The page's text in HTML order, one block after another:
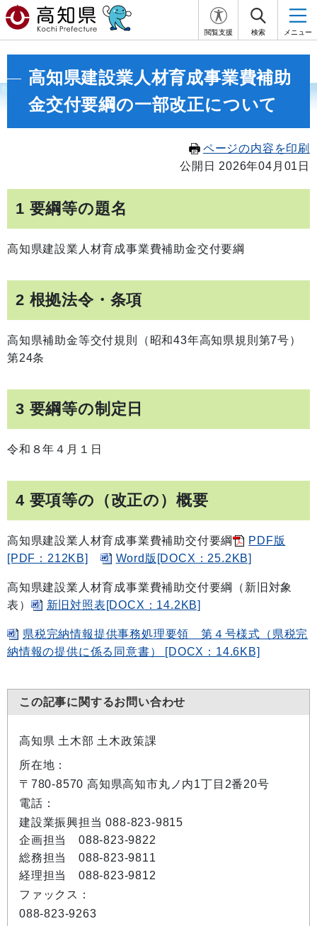
閲覧支援 検索 メニュー
高知県建設業人材育成事業費補助
金交付要綱の一部改正について
ページの内容を印刷
公開日 2026年04月01日
1 要綱等の題名
高知県建設業人材育成事業費補助金交付要綱
2 根拠法令・条項
高知県補助金等交付規則（昭和43年高知県規則第7号）
第24条
3 要綱等の制定日
令和８年４月１日
4 要項等の（改正の）概要
高知県建設業人材育成事業費補助交付要綱
PDF版
[PDF：212KB]
Word版[DOCX：25.2KB]
高知県建設業人材育成事業費補助交付要綱（新旧対象
表）
新旧対照表[DOCX：14.2KB]
県税完納情報提供事務処理要領 第４号様式（県税完
納情報の提供に係る同意書） [DOCX：14.6KB]
この記事に関するお問い合わせ
高知県 土木部 土木政策課
所在地：
〒780-8570 高知県高知市丸ノ内1丁目2番20号
電話：
建設業振興担当 088-823-9815
企画担当 088-823-9822
総務担当 088-823-9811
経理担当 088-823-9812
ファックス：
088-823-9263